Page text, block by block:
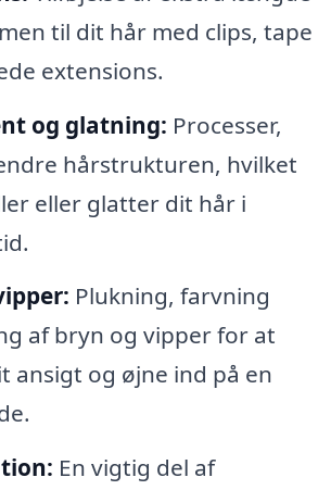
til dit hår med clips, tape
extensions.
og glatning: Processer,
hårstrukturen, hvilket
eller glatter dit hår i
Plukning, farvning
af bryn og vipper for at
ansigt og øjne ind på en
En vigtig del af